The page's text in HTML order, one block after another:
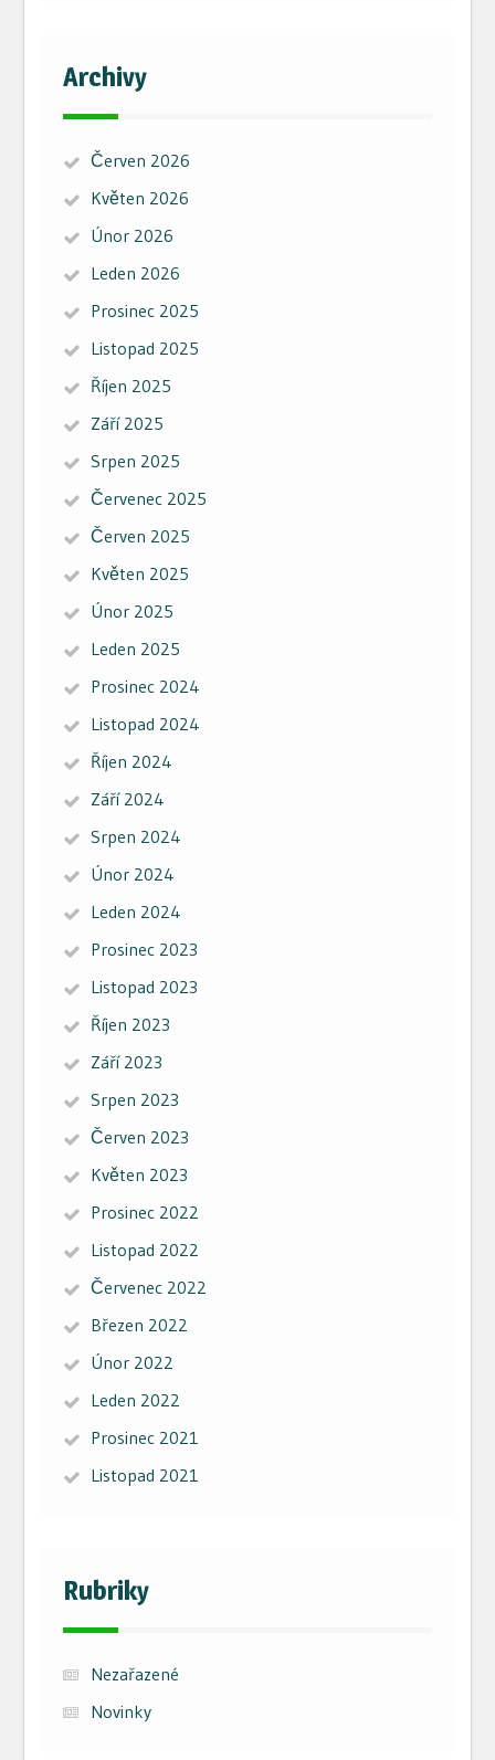
Archivy
Červen 2026
Květen 2026
Únor 2026
Leden 2026
Prosinec 2025
Listopad 2025
Říjen 2025
Září 2025
Srpen 2025
Červenec 2025
Červen 2025
Květen 2025
Únor 2025
Leden 2025
Prosinec 2024
Listopad 2024
Říjen 2024
Září 2024
Srpen 2024
Únor 2024
Leden 2024
Prosinec 2023
Listopad 2023
Říjen 2023
Září 2023
Srpen 2023
Červen 2023
Květen 2023
Prosinec 2022
Listopad 2022
Červenec 2022
Březen 2022
Únor 2022
Leden 2022
Prosinec 2021
Listopad 2021
Rubriky
Nezařazené
Novinky